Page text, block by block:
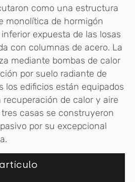
como una estructura
monolítica de hormigón
expuesta de las losas
con columnas de acero. La
mediante bombas de calor
por suelo radiante de
los edificios están equipados
de calor y aire
casas se construyeron
por su excepcional